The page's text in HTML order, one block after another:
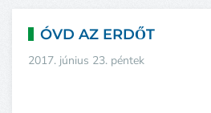
ÓVD AZ ERDŐT
2017. június 23. péntek